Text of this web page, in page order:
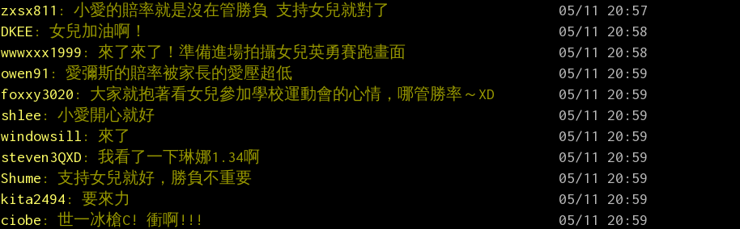
zxsx811 : 小愛的賠率就是沒在管勝負 支持女兒就對了
DKEE : 女兒加油啊！
wwwxxx1999 : 來了來了！準備進場拍攝女兒英勇賽跑畫面
owen91 : 愛彌斯的賠率被家長的愛壓超低
foxxy3020 : 大家就抱著看女兒參加學校運動會的心情，哪管勝率～XD
shlee : 小愛開心就好
windowsill : 來了
steven3QXD : 我看了一下琳娜1.34啊
Shume : 支持女兒就好，勝負不重要
kita2494 : 要來力
ciobe : 世一冰槍C! 衝啊!!!